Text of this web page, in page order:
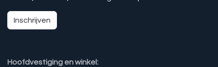
Inschrijven
Hoofdvestiging en winkel: